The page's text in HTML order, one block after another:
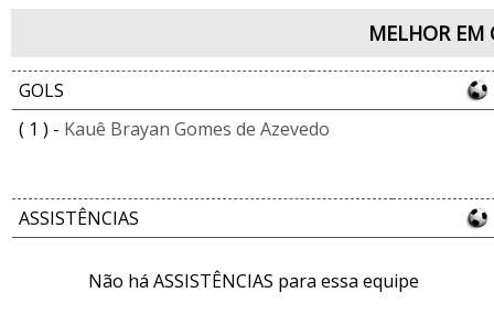
MELHOR
GOLS
( 1 ) - Kauê Brayan Gomes de Azevedo
ASSISTÊNCIAS
Não há ASSISTÊNCIAS para essa equipe